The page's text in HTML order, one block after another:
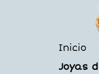
Inicio
Joyas